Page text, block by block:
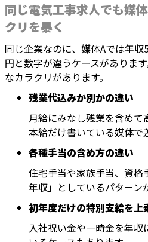
同じ電気工事求人でも媒
クリを暴く
同じ企業なのに、媒体Aでは年
円と数字が違うケースがありま
なカラクリがあります。
残業代込みか別かの違い
月給にみなし残業を含め
本給だけ書いている媒体で
各種手当の含め方の違い
住宅手当や家族手当、資
年収」としているパターン
初年度だけの特別支給を上
入社祝い金や一時金を年